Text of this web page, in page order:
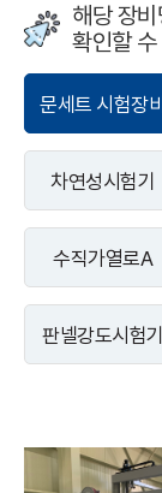
해당 장
확인할
문세트 시험장비
차연성시험기
수직가열로A
판넬강도시험기